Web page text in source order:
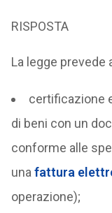
RISPOSTA
La legge prevede
certificazione
di beni con un
conforme alle
una fattura
operazione);